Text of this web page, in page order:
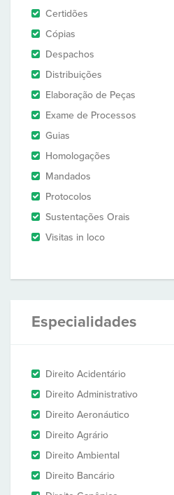
Certidões
Cópias
Despachos
Distribuições
Elaboração de Peças
Exame de Processos
Guias
Homologações
Mandados
Protocolos
Sustentações Orais
Visitas in loco
Especialidades
Direito Acidentário
Direito Administrativo
Direito Aeronáutico
Direito Agrário
Direito Ambiental
Direito Bancário